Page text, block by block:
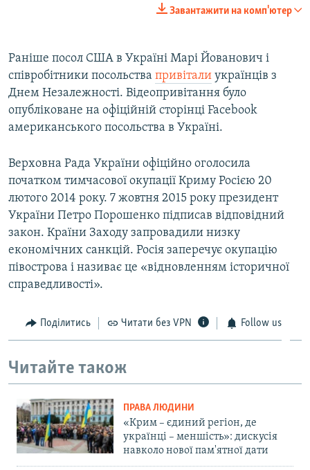
Завантажити на комп'ютер
Раніше посол США в Україні Марі Йованович і
співробітники посольства привітали українців з
Днем Незалежності. Відеопривітання було
опубліковане на офіційній сторінці Facebook
американського посольства в Україні.
Верховна Рада України офіційно оголосила
початком тимчасової окупації Криму Росією 20
лютого 2014 року. 7 жовтня 2015 року президент
України Петро Порошенко підписав відповідний
закон. Країни Заходу запровадили низку
економічних санкцій. Росія заперечує окупацію
півострова і називає це «відновленням історичної
справедливості».
Поділитись Читати без VPN Follow us
Читайте також
ПРАВА ЛЮДИНИ
«Крим – єдиний регіон, де
українці – меншість»: дискусія
навколо нової пам'ятної дати